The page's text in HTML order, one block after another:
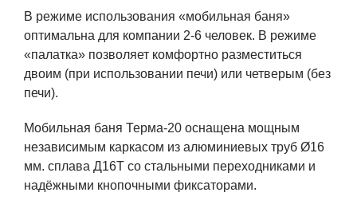
В режиме использования «мобильная баня»
оптимальна для компании 2-6 человек. В режиме
«палатка» позволяет комфортно разместиться
двоим (при использовании печи) или четверым (без
печи).
Мобильная баня Терма-20 оснащена мощным
независимым каркасом из алюминиевых труб Ø16
мм. сплава Д16Т со стальными переходниками и
надёжными кнопочными фиксаторами.